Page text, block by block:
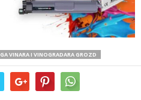
VINARA I VINOGRADARA GROZD